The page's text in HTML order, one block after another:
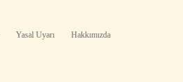
Yasal Uyarı Hakkımızda